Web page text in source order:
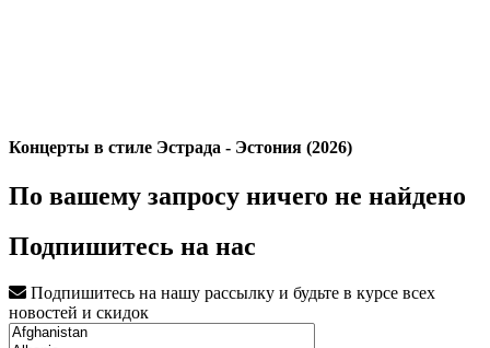
Концерты в стиле Эстрада - Эстония (2026)
По вашему запросу ничего не найдено
Подпишитесь на нас
Подпишитесь на нашу рассылку и будьте в курсе всех
новостей и скидок